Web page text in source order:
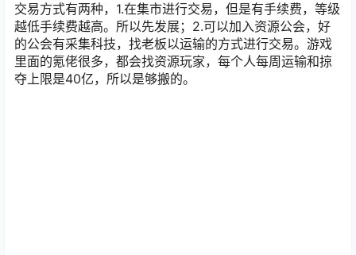
交易方式有两种，1.在集市进行交易，但是有手续费，等级
越低手续费越高。所以先发展；2.可以加入资源公会，好
的公会有采集科技，找老板以运输的方式进行交易。游戏
里面的氪佬很多，都会找资源玩家，每个人每周运输和掠
夺上限是40亿，所以是够搬的。